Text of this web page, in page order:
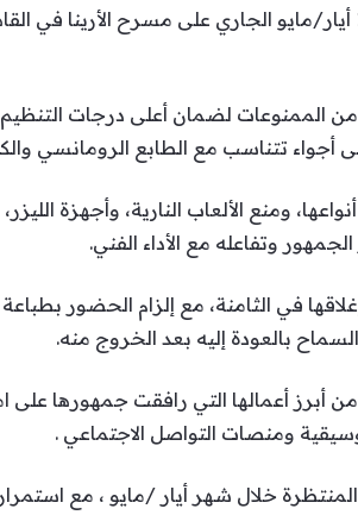
تستعد النجمة المصرية أنغام لإحياء حفل مساء اليوم الجمعة 15 أيار/مايو
الممنوعات لضمان أعلى درجات
ومنع الألعاب النارية، وأجهزة
وتفاعله مع الأداء الفني.
في الثامنة، مع إلزام الحضور
بالعودة إليه بعد الخروج منه.
أبرز أعمالها التي رافقت جمهورها على
ومنصات التواصل الاجتماعي .
المنتظرة خلال شهر أيار /مايو ، مع